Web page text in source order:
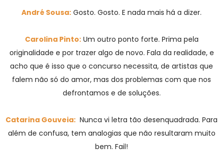
André Sousa: Gosto. Gosto. E nada mais há a dizer.
Carolina Pinto: Um outro ponto forte. Prima pela
originalidade e por trazer algo de novo. Fala da realidade, e
acho que é isso que o concurso necessita, de artistas que
falem não só do amor, mas dos problemas com que nos
defrontamos e de soluções.
Catarina Gouveia: Nunca vi letra tão desenquadrada. Para
além de confusa, tem analogias que não resultaram muito
bem. Fail!